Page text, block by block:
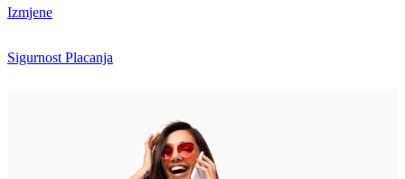
Izmjene
Sigurnost Placanja